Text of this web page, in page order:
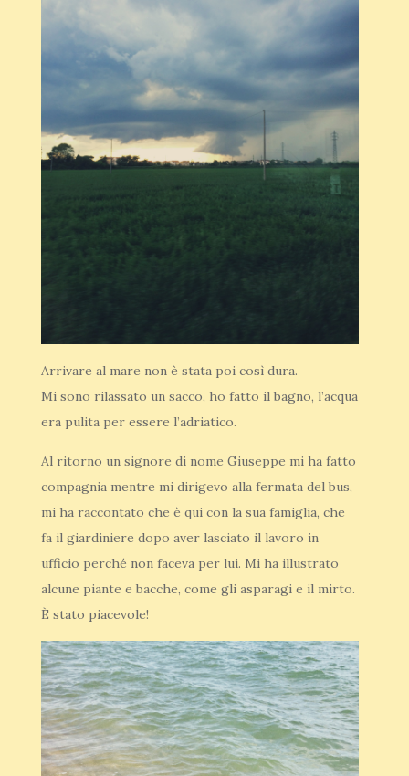
Arrivare al mare non è stata poi così dura.
Mi sono rilassato un sacco, ho fatto il bagno, l’acqua
era pulita per essere l’adriatico.
Al ritorno un signore di nome Giuseppe mi ha fatto
compagnia mentre mi dirigevo alla fermata del bus,
mi ha raccontato che è qui con la sua famiglia, che
fa il giardiniere dopo aver lasciato il lavoro in
ufficio perché non faceva per lui. Mi ha illustrato
alcune piante e bacche, come gli asparagi e il mirto.
È stato piacevole!